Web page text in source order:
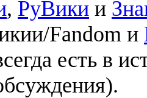
, РуВики и
Fandom и
есть в